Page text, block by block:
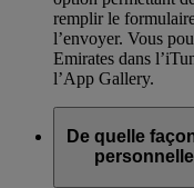
remplir le
l’envoyer. Vous
Emirates dans
l’App Gallery.
De quelle